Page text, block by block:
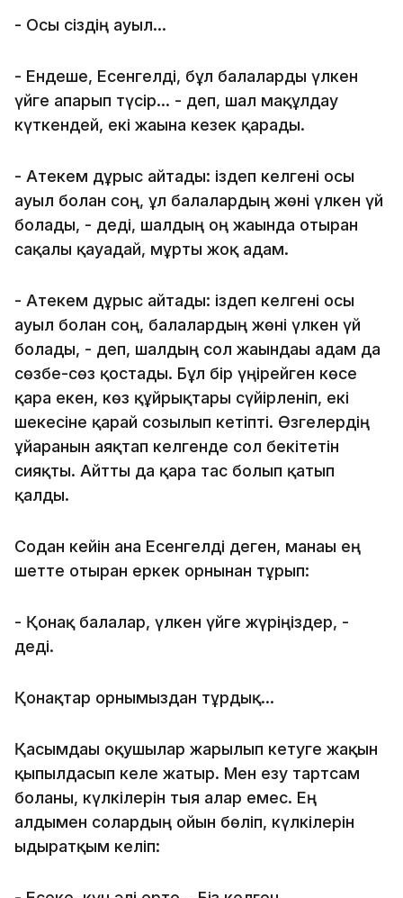
- Осы сіздің ауыл...
- Ендеше, Есенгелді, бұл балаларды үлкен
үйге апарып түсір... - деп, шал мақұлдау
күткендей, екі жағына кезек қарады.
- Атекем дұрыс айтады: іздеп келгені осы
ауыл болған соң, ұл балалардың жөні үлкен үй
болады, - деді, шалдың оң жағында отырған
сақалы қауғадай, мұрты жоқ адам.
- Атекем дұрыс айтады: іздеп келгені осы
ауыл болған соң, балалардың жөні үлкен үй
болады, - деп, шалдың сол жағындағы адам да
сөзбе-сөз қостады. Бұл бір үңірейген көсе
қара екен, көз құйрықтары сүйірленіп, екі
шекесіне қарай созылып кетіпті. Өзгелердің
ұйғарғанын аяқтап келгенде сол бекітетін
сияқты. Айтты да қара тас болып қатып
қалды.
Содан кейін ғана Есенгелді деген, манағы ең
шетте отырған еркек орнынан тұрып:
- Қонақ балалар, үлкен үйге жүріңіздер, -
деді.
Қонақтар орнымыздан тұрдық...
Қасымдағы оқушылар жарылып кетуге жақын
қыпылдасып келе жатыр. Мен езу тартсам
болғаны, күлкілерін тыя алар емес. Ең
алдымен солардың ойын бөліп, күлкілерін
ыдыратқым келіп: